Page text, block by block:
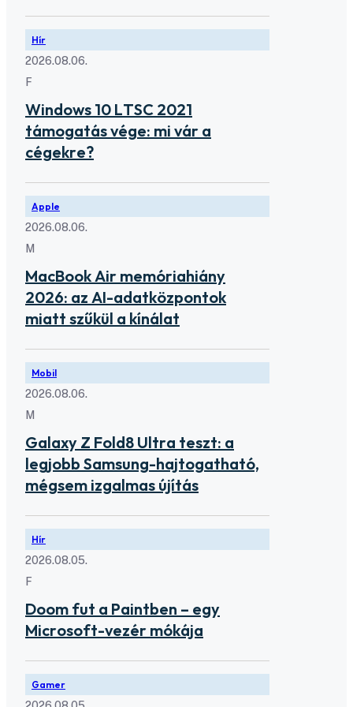
Hír
2026.08.06.
F
Windows 10 LTSC 2021
támogatás vége: mi vár a
cégekre?
Apple
2026.08.06.
M
MacBook Air memóriahiány
2026: az AI-adatközpontok
miatt szűkül a kínálat
Mobil
2026.08.06.
M
Galaxy Z Fold8 Ultra teszt: a
legjobb Samsung-hajtogatható,
mégsem izgalmas újítás
Hír
2026.08.05.
F
Doom fut a Paintben – egy
Microsoft-vezér mókája
Gamer